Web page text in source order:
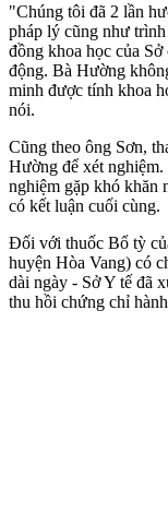
"Chúng tôi đã 2 lần
pháp lý cũng như
đồng khoa học của Sở
động. Bà Hường
minh được tính khoa
nói.
Cũng theo ông Sơn,
Hường để xét
nghiệm gặp khó khăn
có kết luận cuối cùng.
Đối với thuốc Bổ tỳ
huyện Hòa Vang) có
dài ngày - Sở Y tế đã
thu hồi chứng chỉ